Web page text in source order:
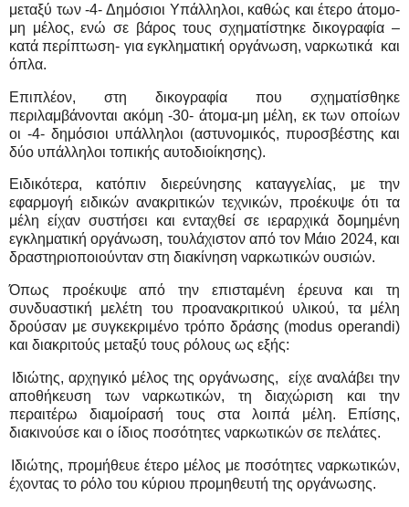
μεταξύ των -4- Δημόσιοι Υπάλληλοι, καθώς και έτερο άτομο-
μη μέλος, ενώ σε βάρος τους σχηματίστηκε δικογραφία –
κατά περίπτωση- για εγκληματική οργάνωση, ναρκωτικά και
όπλα.
Επιπλέον, στη δικογραφία που σχηματίσθηκε
περιλαμβάνονται ακόμη -30- άτομα-μη μέλη, εκ των οποίων
οι -4- δημόσιοι υπάλληλοι (αστυνομικός, πυροσβέστης και
δύο υπάλληλοι τοπικής αυτοδιοίκησης).
Ειδικότερα, κατόπιν διερεύνησης καταγγελίας, με την
εφαρμογή ειδικών ανακριτικών τεχνικών, προέκυψε ότι τα
μέλη είχαν συστήσει και ενταχθεί σε ιεραρχικά δομημένη
εγκληματική οργάνωση, τουλάχιστον από τον Μάιο 2024, και
δραστηριοποιούνταν στη διακίνηση ναρκωτικών ουσιών.
Όπως προέκυψε από την επισταμένη έρευνα και τη
συνδυαστική μελέτη του προανακριτικού υλικού, τα μέλη
δρούσαν με συγκεκριμένο τρόπο δράσης (modus operandi)
και διακριτούς μεταξύ τους ρόλους ως εξής:
Ιδιώτης, αρχηγικό μέλος της οργάνωσης,
είχε αναλάβει την
αποθήκευση των ναρκωτικών, τη διαχώριση και την
περαιτέρω διαμοίρασή τους στα λοιπά μέλη. Επίσης,
διακινούσε και ο ίδιος ποσότητες ναρκωτικών σε πελάτες.
Ιδιώτης, προμήθευε έτερο μέλος με ποσότητες ναρκωτικών,
έχοντας το ρόλο του κύριου προμηθευτή της οργάνωσης.